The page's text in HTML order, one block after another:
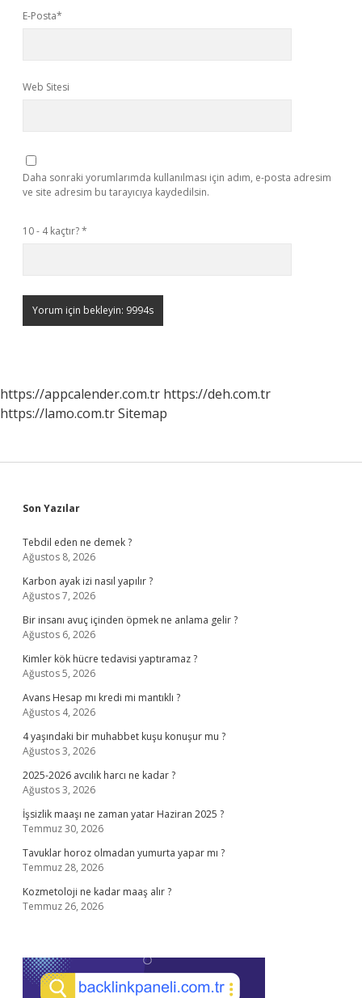
E-Posta*
Web Sitesi
Daha sonraki yorumlarımda kullanılması için adım, e-posta adresim
ve site adresim bu tarayıcıya kaydedilsin.
10 - 4 kaçtır?*
https://appcalender.com.tr https://deh.com.tr
https://lamo.com.trSitemap
Sidebar
Son Yazılar
Tebdil eden ne demek ?
Ağustos 8, 2026
Karbon ayak izi nasıl yapılır ?
Ağustos 7, 2026
Bir insanı avuç içinden öpmek ne anlama gelir ?
Ağustos 6, 2026
Kimler kök hücre tedavisi yaptıramaz ?
Ağustos 5, 2026
Avans Hesap mı kredi mi mantıklı ?
Ağustos 4, 2026
4 yaşındaki bir muhabbet kuşu konuşur mu ?
Ağustos 3, 2026
2025-2026 avcılık harcı ne kadar ?
Ağustos 3, 2026
İşsizlik maaşı ne zaman yatar Haziran 2025 ?
Temmuz 30, 2026
Tavuklar horoz olmadan yumurta yapar mı ?
Temmuz 28, 2026
Kozmetoloji ne kadar maaş alır ?
Temmuz 26, 2026